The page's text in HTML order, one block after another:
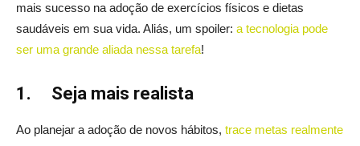
mais sucesso na adoção de exercícios físicos e dietas
saudáveis em sua vida. Aliás, um spoiler: a tecnologia pode
ser uma grande aliada nessa tarefa!
1. Seja mais realista
Ao planejar a adoção de novos hábitos, trace metas realmente